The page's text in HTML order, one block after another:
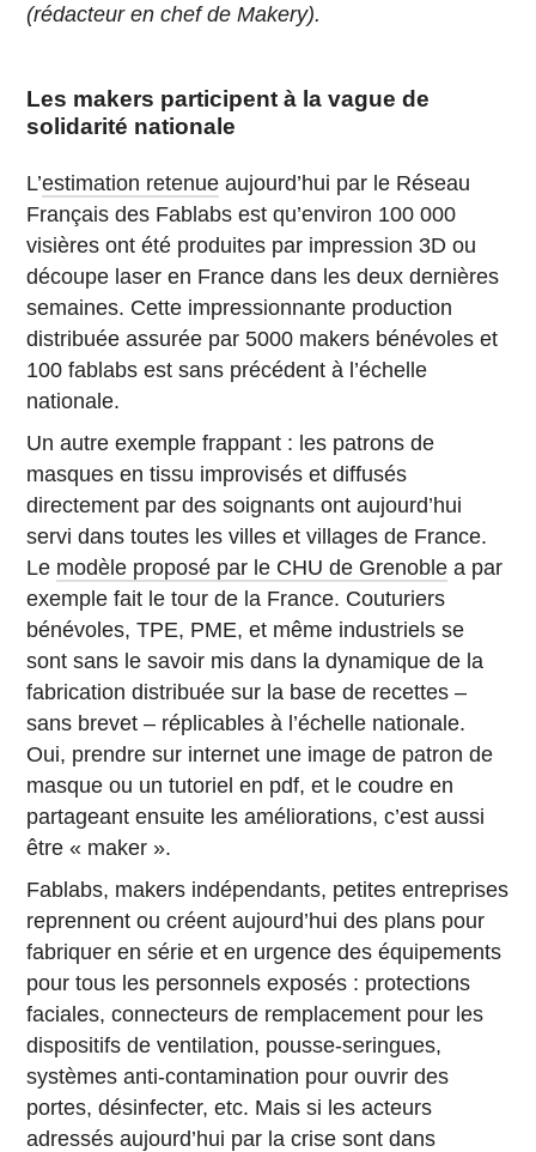
(rédacteur en chef de Makery).
Les makers participent à la vague de
solidarité nationale
L’estimation retenue aujourd’hui par le Réseau
Français des Fablabs est qu’environ 100 000
visières ont été produites par impression 3D ou
découpe laser en France dans les deux dernières
semaines. Cette impressionnante production
distribuée assurée par 5000 makers bénévoles et
100 fablabs est sans précédent à l’échelle
nationale.
Un autre exemple frappant : les patrons de
masques en tissu improvisés et diffusés
directement par des soignants ont aujourd’hui
servi dans toutes les villes et villages de France.
Le modèle proposé par le CHU de Grenoble a par
exemple fait le tour de la France. Couturiers
bénévoles, TPE, PME, et même industriels se
sont sans le savoir mis dans la dynamique de la
fabrication distribuée sur la base de recettes –
sans brevet – réplicables à l’échelle nationale.
Oui, prendre sur internet une image de patron de
masque ou un tutoriel en pdf, et le coudre en
partageant ensuite les améliorations, c’est aussi
être « maker ».
Fablabs, makers indépendants, petites entreprises
reprennent ou créent aujourd’hui des plans pour
fabriquer en série et en urgence des équipements
pour tous les personnels exposés : protections
faciales, connecteurs de remplacement pour les
dispositifs de ventilation, pousse-seringues,
systèmes anti-contamination pour ouvrir des
portes, désinfecter, etc. Mais si les acteurs
adressés aujourd’hui par la crise sont dans